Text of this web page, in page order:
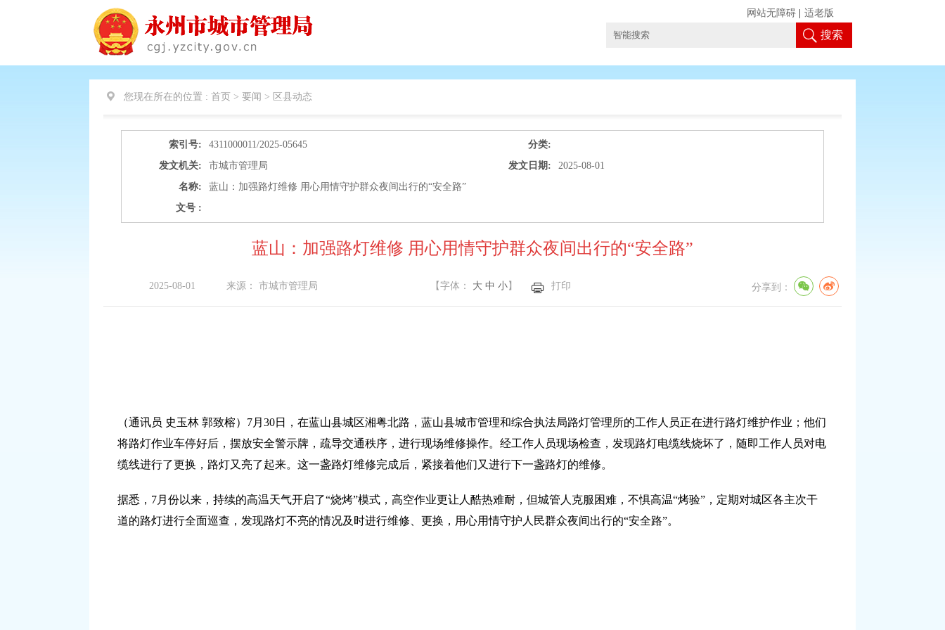
搜索
网站无障碍 适老版
您现在所在的位置 : 首页 > 要闻 > 区县动态
索引号: 4311000011/2025-05645
分类:
发文机关:
市城市管理局 发文日期:
2025-08-01
名称:
蓝山：加强路灯维修 用心用情守护群众夜间出行的“安全路”
文号 :
蓝山：加强路灯维修 用心用情守护群众夜间出行的“安全路”
2025-08-01 来源： 市城市管理局 【字体： 大 中 小】 打印 分享到：
（通讯员 史玉林 郭致榕）7月30日，在蓝山县城区湘粤北路，蓝山县城市管理和综合执法局路灯管理所的工作人员正在进行路灯维护作业；他们
将路灯作业车停好后，摆放安全警示牌，疏导交通秩序，进行现场维修操作。经工作人员现场检查，发现路灯电缆线烧坏了，随即工作人员对电
缆线进行了更换，路灯又亮了起来。这一盏路灯维修完成后，紧接着他们又进行下一盏路灯的维修。
据悉，7月份以来，持续的高温天气开启了“烧烤”模式，高空作业更让人酷热难耐，但城管人克服困难，不惧高温“烤验”，定期对城区各主次干
道的路灯进行全面巡查，发现路灯不亮的情况及时进行维修、更换，用心用情守护人民群众夜间出行的“安全路”。